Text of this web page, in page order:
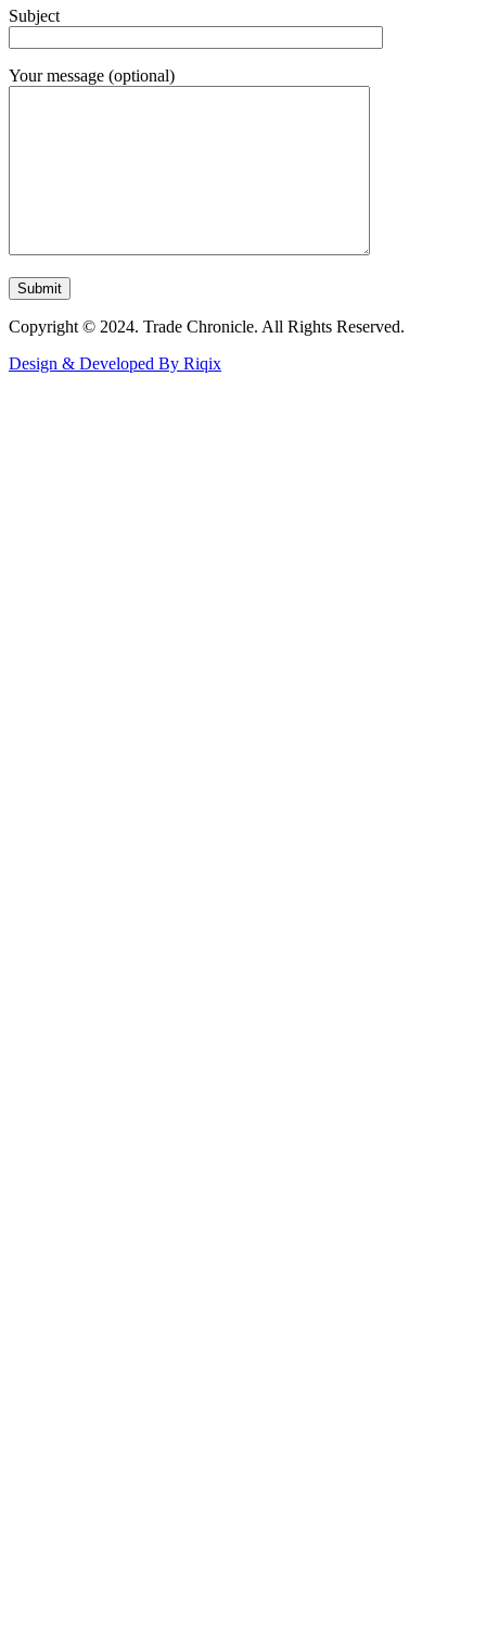
Subject
Your message (optional)
Copyright © 2024. Trade Chronicle. All Rights Reserved.
Design & Developed By Riqix